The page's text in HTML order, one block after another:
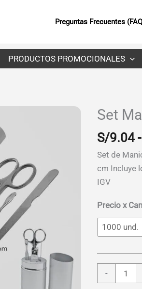
Preguntas Frecuentes
PRODUCTOS PROMOCIONALES
Set
S/9.04 -
Set de
cm Incluye
IGV
Precio x
-
Manicure